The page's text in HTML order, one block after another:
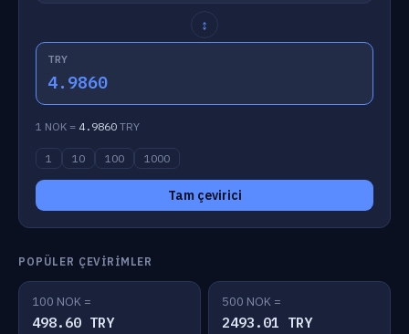
↕
TRY
4.9860
1 NOK = 4.9860 TRY
1 10 100 1000
Tam çevirici
POPÜLER ÇEVIRIMLER
100 NOK =
498.60 TRY
500 NOK =
2493.01 TRY